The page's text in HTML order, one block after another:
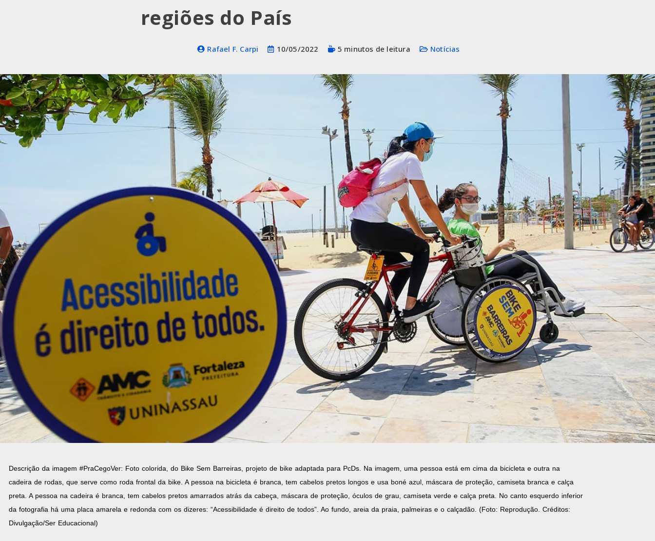
regiões do País
Rafael F. Carpi 10/05/2022 5 minutos de leitura Notícias
Descrição da imagem #PraCegoVer: Foto colorida, do Bike Sem Barreiras, projeto de bike adaptada para PcDs. Na imagem, uma pessoa está em cima da bicicleta e outra na
cadeira de rodas, que serve como roda frontal da bike. A pessoa na bicicleta é branca, tem cabelos pretos longos e usa boné azul, máscara de proteção, camiseta branca e calça
preta. A pessoa na cadeira é branca, tem cabelos pretos amarrados atrás da cabeça, máscara de proteção, óculos de grau, camiseta verde e calça preta. No canto esquerdo inferior
da fotografia há uma placa amarela e redonda com os dizeres: “Acessibilidade é direito de todos”. Ao fundo, areia da praia, palmeiras e o calçadão. (Foto: Reprodução. Créditos:
Divulgação/Ser Educacional)